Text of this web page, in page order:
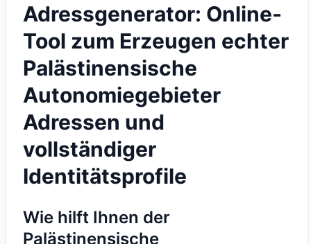
Adressgenerator: Online-
Tool zum Erzeugen echter
Palästinensische
Autonomiegebieter
Adressen und
vollständiger
Identitätsprofile
Wie hilft Ihnen der
Palästinensische